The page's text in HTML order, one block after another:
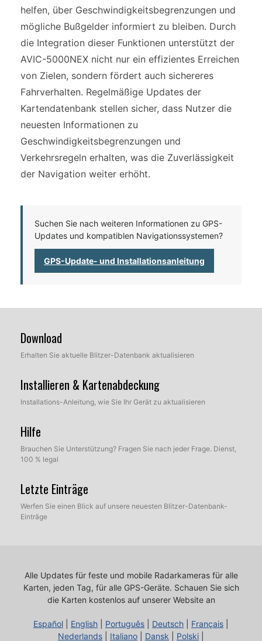
helfen, über Geschwindigkeitsbegrenzungen und
mögliche Bußgelder informiert zu bleiben. Durch
die Integration dieser Funktionen unterstützt der
AVIC-5000NEX nicht nur ein effizientes Erreichen
von Zielen, sondern fördert auch sichereres
Fahrverhalten. Regelmäßige Updates der
Kartendatenbank stellen sicher, dass Nutzer die
neuesten Informationen zu
Geschwindigkeitsbegrenzungen und
Verkehrsregeln erhalten, was die Zuverlässigkeit
der Navigation weiter erhöht.
Suchen Sie nach weiteren Informationen zu GPS-
Updates und kompatiblen Navigationssystemen?
GPS-Update- und Installationsanleitung
Download
Erhalten Sie aktuelle Blitzer-Datenbank aktualisieren
Installieren & Kartenabdeckung
Installations-Anleitung, wie Sie Ihr Gerät zu aktualisieren
Hilfe
Brauchen Sie Unterstützung? Fragen Sie nach jeder Frage. Dienst,
100 % legal
Letzte Einträge
Werfen Sie einen Blick auf unsere neuesten Blitzer-Datenbank-
Einträge
Alle Updates für feste und mobile Radarkameras für alle
Karten, jeden Tag, für alle GPS-Geräte. Schauen Sie sich
die Karten kostenlos auf unserer Website an
Español English Português Deutsch Français
Nederlands
Italiano Dansk Polski